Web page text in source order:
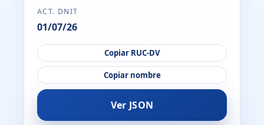
ACT. DNIT
01/07/26
Copiar RUC-DV
Copiar nombre
Ver JSON